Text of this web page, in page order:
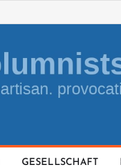
GESELLSCHAFT